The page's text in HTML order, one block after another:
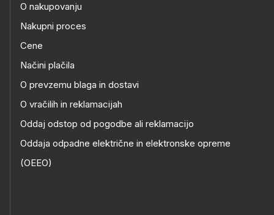
O nakupovanju
Nakupni proces
Cene
Načini plačila
O prevzemu blaga in dostavi
O vračilih in reklamacijah
Oddaj odstop od pogodbe ali reklamacijo
Oddaja odpadne električne in elektronske opreme
(OEEO)